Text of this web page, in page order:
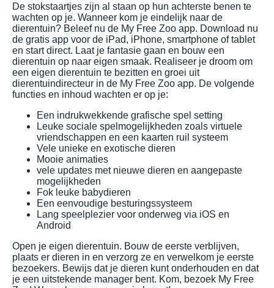
De stokstaartjes zijn al staan op hun achterste benen te
wachten op je. Wanneer kom je eindelijk naar de
dierentuin? Beleef nu de My Free Zoo app. Download nu
de gratis app voor de iPad, iPhone, smartphone of tablet
en start direct. Laat je fantasie gaan en bouw een
dierentuin op naar eigen smaak. Realiseer je droom om
een eigen dierentuin te bezitten en groei uit
dierentuindirecteur in de My Free Zoo app. De volgende
functies en inhoud wachten er op je:
Een indrukwekkende grafische spel setting
Leuke sociale spelmogelijkheden zoals virtuele
vriendschappen en een kaarten ruil systeem
Vele unieke en exotische dieren
Mooie animaties
vele updates met nieuwe dieren en aangepaste
mogelijkheden
Fok leuke babydieren
Een eenvoudige besturingssysteem
Lang speelplezier voor onderweg via iOS en
Android
Open je eigen dierentuin. Bouw de eerste verblijven,
plaats er dieren in en verzorg ze en verwelkom je eerste
bezoekers. Bewijs dat je dieren kunt onderhouden en dat
je een uitstekende manager bent. Kom, bezoek My Free